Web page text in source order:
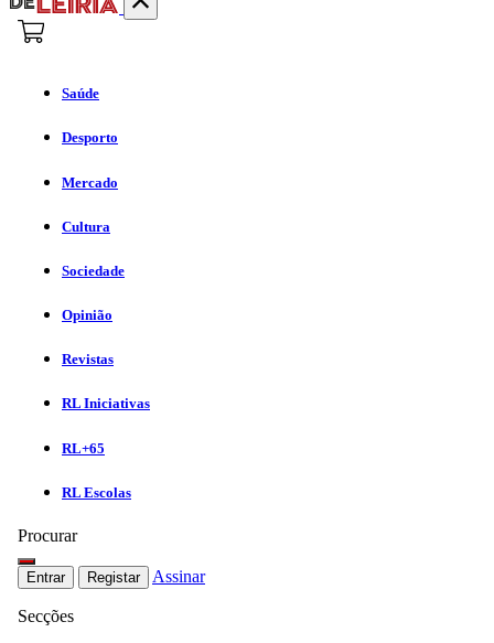
Saúde
Desporto
Mercado
Cultura
Sociedade
Opinião
Revistas
RL Iniciativas
RL+65
RL Escolas
Procurar
Entrar Registar Assinar
Secções